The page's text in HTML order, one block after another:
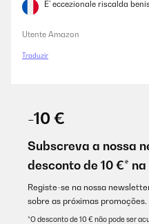
E’ eccezionale riscalda
Utente Amazon
Traduzir
-10 €
Subscreva a nossa
desconto de 10 €*
Registe-se na nossa
sobre as próximas promoções.
*O desconto de 10 € não pode ser